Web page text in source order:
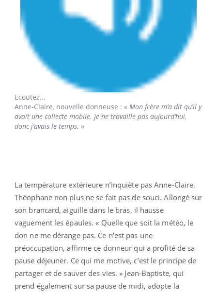
Ecoutez...
Anne-Claire, nouvelle donneuse : « Mon frère m’a dit qu’il y
avait une collecte mobile. Je ne travaille pas aujourd’hui,
donc j’avais le temps. »
La température extérieure n’inquiète pas Anne-Claire.
Théophane non plus ne se fait pas de souci. Allongé sur
son brancard, aiguille dans le bras, il hausse
vaguement les épaules. « Quelle que soit la météo, le
don ne me dérange pas. Ce n’est pas une
préoccupation, affirme ce donneur qui a profité de sa
pause déjeuner. Ce qui me motive, c’est le principe de
partager et de sauver des vies. » Jean-Baptiste, qui
prend également sur sa pause de midi, adopte la